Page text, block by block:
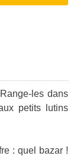
les dans
petits lutins
: quel bazar !